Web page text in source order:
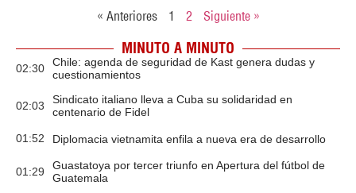
« Anteriores 1 2 Siguiente »
MINUTO A MINUTO
02:30
Chile: agenda de seguridad de Kast genera dudas y
cuestionamientos
02:03
Sindicato italiano lleva a Cuba su solidaridad en
centenario de Fidel
01:52 Diplomacia vietnamita enfila a nueva era de desarrollo
01:29
Guastatoya por tercer triunfo en Apertura del fútbol de
Guatemala